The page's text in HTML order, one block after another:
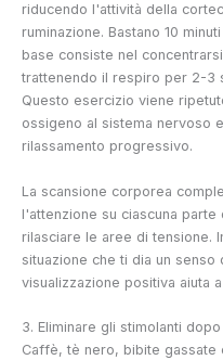
riducendo l'attività della
ruminazione. Bastano 10
base consiste nel
trattenendo il respiro per 2-3
Questo esercizio viene
ossigeno al sistema nervoso
rilassamento progressivo.
La scansione corporea
l'attenzione su ciascuna
rilasciare le aree di tensione.
situazione che ti dia un senso
visualizzazione positiva aiuta
3. Eliminare gli stimolanti dopo
Caffè, tè nero, bibite gassate